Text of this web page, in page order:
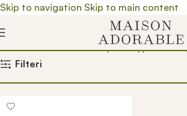
Skip to navigation Skip to main content
Почетна/ Prodavnica/ Производ oзначен
Filteri